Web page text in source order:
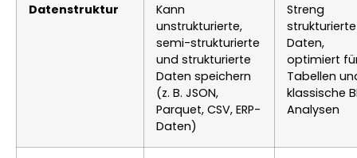
Datenstruktur
Kann
unstrukturierte,
semi-strukturierte
und strukturierte
Daten speichern
(z. B. JSON,
Parquet, CSV, ERP-
Daten)
Streng
strukturierte
Daten,
optimiert
Tabellen
klassische
Analysen